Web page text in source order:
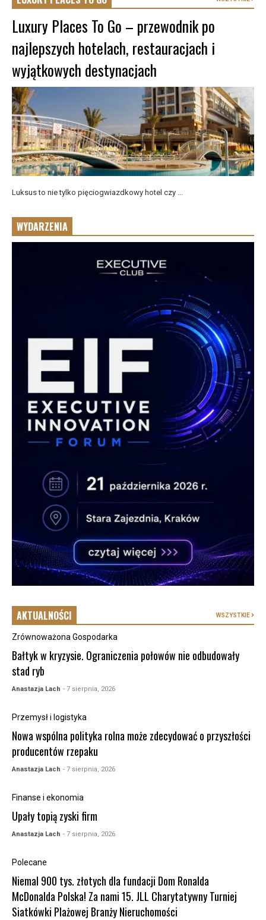
Luxury Places To Go – przewodnik po
najlepszych hotelach, restauracjach i
wyjątkowych destynacjach
Luksus to nie tylko pięciogwiazdkowy hotel czy ...
WYDARZENIA
AKTUALNOŚCI WSZYSTKIE
Zrównoważona Gospodarka
Bałtyk w kryzysie. Ograniczenia połowów nie odbudowały
stad ryb
Anastazja Lach - 7 sierpnia, 2026
Przemysł i logistyka
Nowa wspólna polityka rolna może zdecydować o przyszłości
producentów rzepaku
Anastazja Lach - 7 sierpnia, 2026
Finanse i ekonomia
Upały topią zyski firm
Anastazja Lach - 7 sierpnia, 2026
Polecane
Niemal 900 tys. złotych dla fundacji Dom Ronalda
McDonalda Polska! Za nami 15. JLL Charytatywny Turniej
Siatkówki Plażowej Branży Nieruchomości